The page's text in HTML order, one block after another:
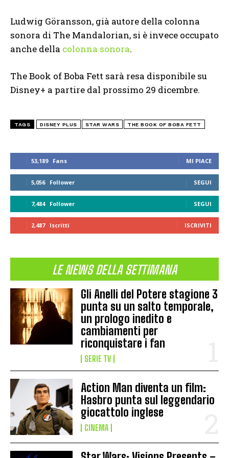
53,189 Fans MI PIACE
5,056 Follower SEGUI
7,484 Follower SEGUI
2,487 Iscritti ISCRIVITI
LE NEWS DELLA SETTIMANA
Gli Anelli del Potere stagione 3
punta su un salto temporale,
un prologo inedito e
cambiamenti per
riconquistare i fan
SERIE TV
Action Man diventa un film:
Hasbro punta sul leggendario
giocattolo inglese
CINEMA
Ludwig Göransson, già autore della colonna
sonora di The Mandalorian, si è invece occupato
anche della colonna sonora.
The Book of Boba Fett sarà resa disponibile su
Disney+ a partire dal prossimo 29 dicembre.
TAGS DISNEY PLUS STAR WARS THE BOOK OF BOBA FETT